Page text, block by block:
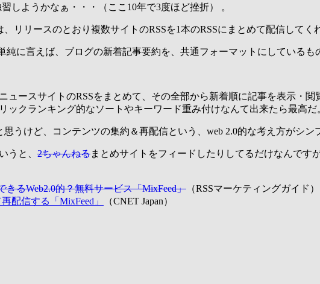
しようかなぁ・・・（ここ10年で3度ほど挫折） 。
、リリースのとおり複数サイトのRSSを1本のRSSにまとめて配信してく
純に言えば、ブログの新着記事要約を、共通フォーマットにしているも
ュースサイトのRSSをまとめて、その全部から新着順に記事を表示・
ックランキング的なソートやキーワード重み付けなんて出来たら最高だ
うけど、コンテンツの集約＆再配信という、web 2.0的な考え方がシン
うと、 2ちゃんねるまとめサイトをフィードしたりしてるだけなんですが
きるWeb2.0的？無料サービス「MixFeed」 （RSSマーケティングガイド）
配信する「MixFeed」
（CNET Japan）